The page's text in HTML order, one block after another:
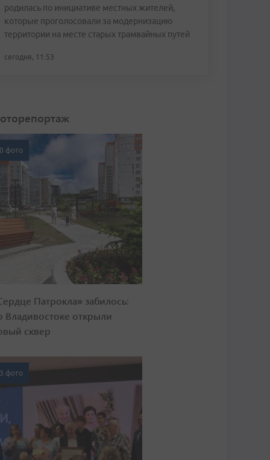
родилась по инициативе местных жителей,
которые проголосовали за модернизацию
территории на месте старых трамвайных путей
сегодня, 11:53
фото
Патрокла» забилось:
Владивостоке открыли
сквер
фото